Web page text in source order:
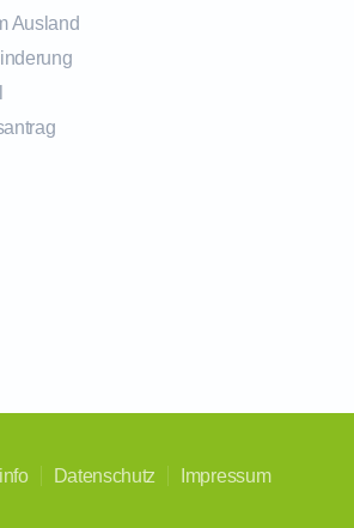
Ausland
Datenschutz Impressum